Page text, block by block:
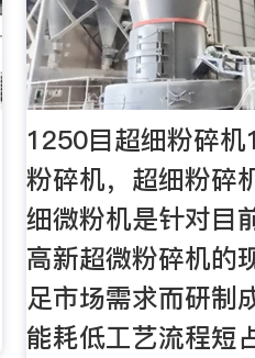
1250目超细粉碎
粉碎机，超细粉碎
细微粉机是针对目
高新超微粉碎机的
足市场需求而研制
能耗低工艺流程短